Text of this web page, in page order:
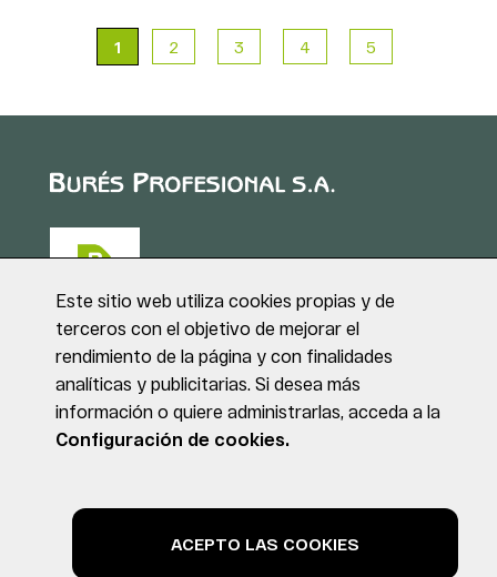
1 2 3 4 5
Puig de Sant Roc, 1
17180 VILABLAREIX
(Girona)
Tel. +34 972 40 50 95
Este sitio web utiliza cookies propias y de
terceros con el objetivo de mejorar el
rendimiento de la página y con finalidades
analíticas y publicitarias. Si desea más
información o quiere administrarlas, acceda a la
Configuración de cookies.
ACEPTO LAS COOKIES